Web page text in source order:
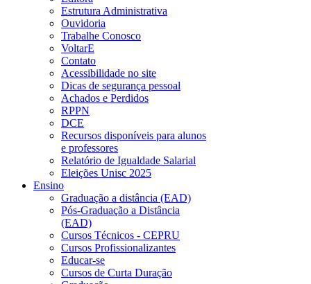
Estrutura Administrativa
Ouvidoria
Trabalhe Conosco
VoltarE
Contato
Acessibilidade no site
Dicas de segurança pessoal
Achados e Perdidos
RPPN
DCE
Recursos disponíveis para alunos
e professores
Relatório de Igualdade Salarial
Eleições Unisc 2025
Ensino
Graduação a distância (EAD)
Pós-Graduação a Distância
(EAD)
Cursos Técnicos - CEPRU
Cursos Profissionalizantes
Educar-se
Cursos de Curta Duração